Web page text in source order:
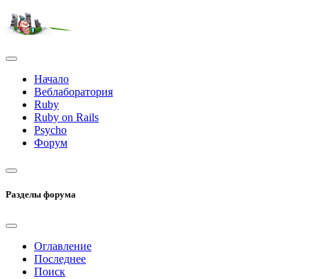
Начало
Веблаборатория
Ruby
Ruby on Rails
Psycho
Форум
Разделы форума
Оглавление
Последнее
Поиск